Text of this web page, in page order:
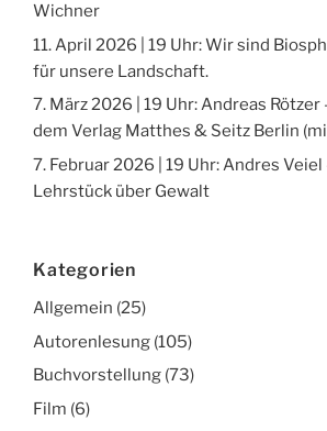
Wichner
11. April 2026 | 19 Uhr: Wir sind
für unsere Landschaft.
7. März 2026 | 19 Uhr: Andreas Rötzer
dem Verlag Matthes & Seitz Berlin
7. Februar 2026 | 19 Uhr: Andres Veiel
Lehrstück über Gewalt
Kategorien
Allgemein (25)
Autorenlesung (105)
Buchvorstellung (73)
Film (6)